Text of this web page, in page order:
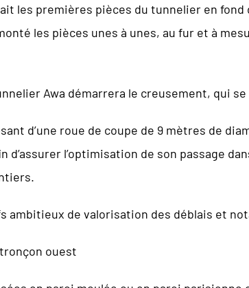
les premières pièces du tunnelier en
les pièces unes à unes, au fur et à
Awa démarrera le creusement, qui se
d’une roue de coupe de 9 mètres de
l’optimisation de son passage
ambitieux de valorisation des déblais et
ouest